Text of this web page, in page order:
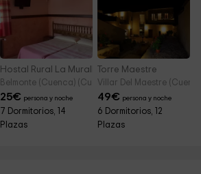
Hostal Rural La Muralla
Belmonte (Cuenca) (Cuenca)
25€ persona y noche
7 Dormitorios, 14
Plazas
Torre Maestre
Villar Del Maestre
49€ persona y noche
6 Dormitorios, 12
Plazas